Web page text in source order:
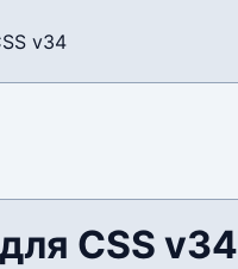
v34
CSS v34